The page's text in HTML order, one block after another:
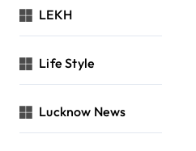
LEKH
Life Style
Lucknow News